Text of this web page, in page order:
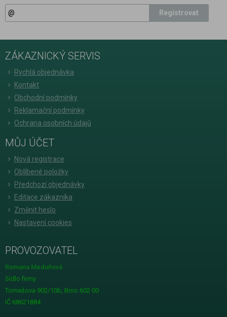
Registrovat
ZÁKAZNICKÝ SERVIS
Rychlá objednávka
Kontakt
Obchodní podmínky
Reklamační podmínky
Ochrana osobních údajů
MŮJ ÚČET
Nová registrace
Oblíbené položky
Předchozí objednávky
Editace zákazníka
Změnit heslo
Nastavení cookies
PROVOZOVATEL
Romana Meduňová
Sídlo firmy
Tomešova 902/10b, Brno 602 00
IČ 68621884